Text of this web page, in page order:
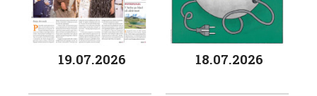
19.07.2026 18.07.2026